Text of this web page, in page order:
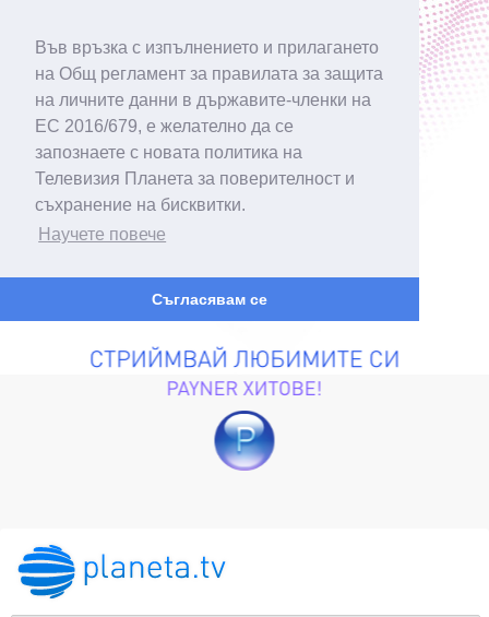
Във връзка с изпълнението и прилагането
на Общ регламент за правилата за защита
на личните данни в държавите-членки на
ЕС 2016/679, е желателно да се
запознаете с новата политика на
Телевизия Планета за поверителност и
съхранение на бисквитки.
Научете повече
Съгласявам се